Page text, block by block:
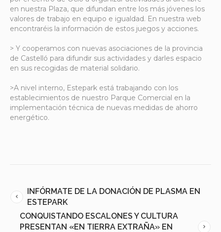
en nuestra Plaza, que difundan entre los más jóvenes los
valores de trabajo en equipo e igualdad. En nuestra web
encontraréis la información de estos juegos y acciones.
> Y cooperamos con nuevas asociaciones de la provincia
de Castelló para difundir sus actividades y darles espacio
en sus recogidas de material solidario.
>A nivel interno, Estepark está trabajando con los
establecimientos de nuestro Parque Comercial en la
implementación técnica de nuevas medidas de ahorro
energético.
INFÓRMATE DE LA DONACIÓN DE PLASMA EN
ESTEPARK
CONQUISTANDO ESCALONES Y CULTURA
PRESENTAN «EN TIERRA EXTRAÑA» EN